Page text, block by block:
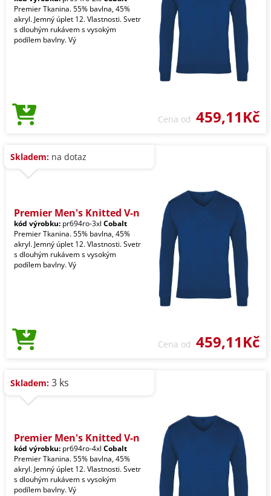
Premier Tkanina. 55% bavlna, 45%
akryl. Jemný úplet 12. Vlastnosti. Svetr
s dlouhým rukávem s vysokým
podílem bavlny. Vý
Cena od 459,11Kč
Skladem: na dotaz
Premier Men's Knitted V-n
kód výrobku: pr694ro-3xl Cobalt
Premier Tkanina. 55% bavlna, 45%
akryl. Jemný úplet 12. Vlastnosti. Svetr
s dlouhým rukávem s vysokým
podílem bavlny. Vý
Cena od 459,11Kč
Skladem: 3 ks
Premier Men's Knitted V-n
kód výrobku: pr694ro-4xl Cobalt
Premier Tkanina. 55% bavlna, 45%
akryl. Jemný úplet 12. Vlastnosti. Svetr
s dlouhým rukávem s vysokým
podílem bavlny. Vý